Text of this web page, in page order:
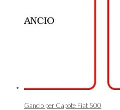
Gancio per Capote Fiat 500